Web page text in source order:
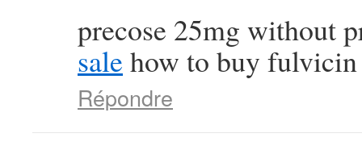
precose 25mg without
sale how to buy fulvicin
Répondre